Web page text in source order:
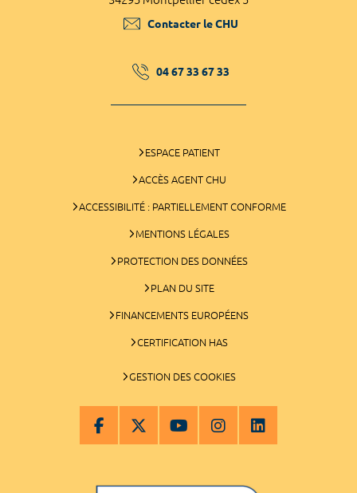
Contacter le CHU
04 67 33 67 33
ESPACE PATIENT
ACCÈS AGENT CHU
ACCESSIBILITÉ : PARTIELLEMENT CONFORME
MENTIONS LÉGALES
PROTECTION DES DONNÉES
PLAN DU SITE
FINANCEMENTS EUROPÉENS
CERTIFICATION HAS
GESTION DES COOKIES